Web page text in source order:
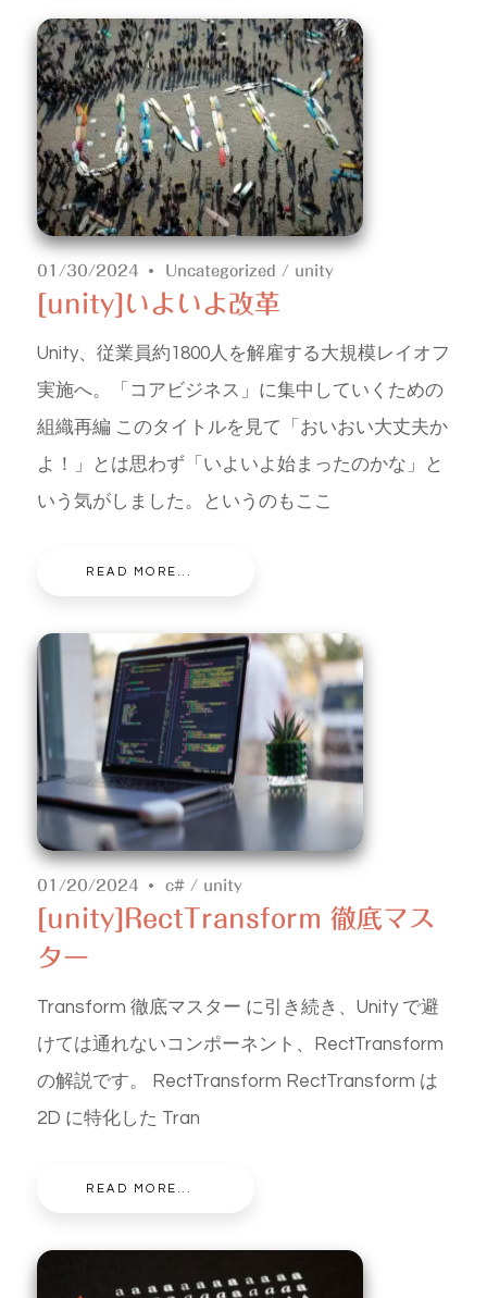
01/30/2024 Uncategorized / unity
[unity]いよいよ改革
Unity、従業員約1800人を解雇する大規模レイオフ
実施へ。「コアビジネス」に集中していくための
組織再編 このタイトルを見て「おいおい大丈夫か
よ！」とは思わず「いよいよ始まったのかな」と
いう気がしました。というのもここ
READ MORE...
01/20/2024 c# / unity
[unity]RectTransform 徹底マス
ター
Transform 徹底マスター に引き続き、Unity で避
けては通れないコンポーネント、RectTransform
の解説です。 RectTransform RectTransform は
2D に特化した Tran
READ MORE...